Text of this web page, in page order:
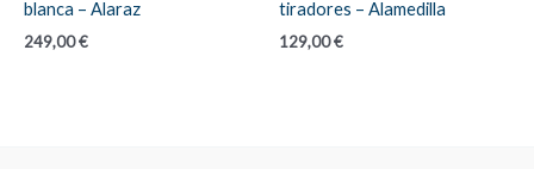
blanca – Alaraz
249,00€
tiradores – Alamedilla
129,00€